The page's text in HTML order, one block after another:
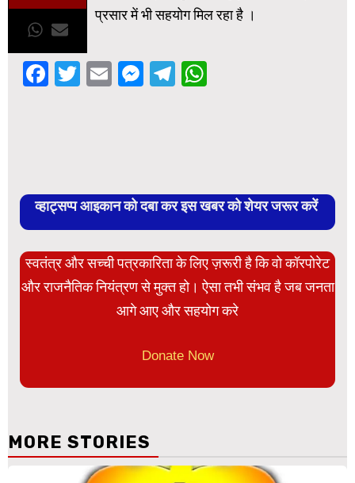
प्रसार में भी सहयोग मिल रहा है ।
Facebook
Twitter
EmailMessenger
Telegram
व्हाट्सप्प आइकान को दबा कर इस खबर को शेयर जरूर करें
स्वतंत्र और सच्ची पत्रकारिता के लिए ज़रूरी है कि वो कॉरपोरेट
और राजनैतिक नियंत्रण से मुक्त हो। ऐसा तभी संभव है जब जनता
आगे आए और सहयोग करे
Donate Now
MORE STORIES